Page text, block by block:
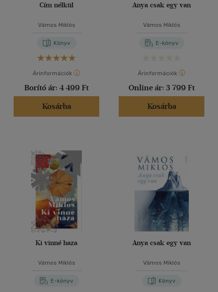
Cím nélkül
Vámos Miklós
Könyv
Árinformációk
Borító ár: 4 499 Ft
Kosárba
Anya csak egy van
Vámos Miklós
E-könyv
Árinformációk
Online ár: 3 799 Ft
Kosárba
Ki vinné haza
Vámos Miklós
E-könyv
Anya csak egy van
Vámos Miklós
Könyv